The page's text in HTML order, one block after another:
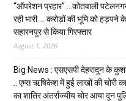
“ऑपरेशन प्रहार” …कोतवाली
रही भारी … करोड़ों की भूमि को
सहारनपुर से किया गिरफ्तार
August 1, 2026
Big News : एसएसपी देहरादून के
.. एम्स ऋषिकेश में हुई लाखों की
का शातिर अंतर्राज्यीय चोर आया दून